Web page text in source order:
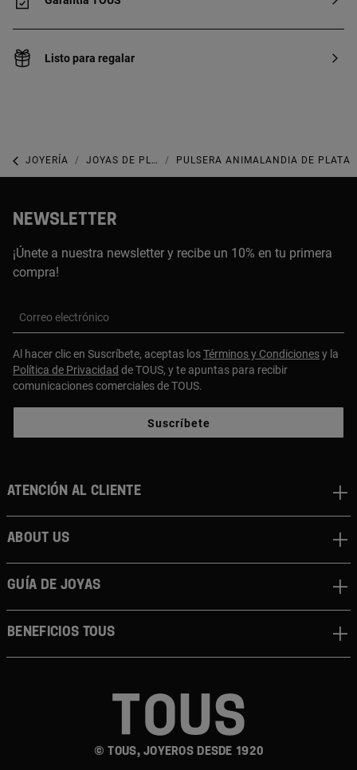
Listo para regalar
JOYERÍA JOYAS DE PLATA 925 PULSERA ANIMALANDIA DE PLATA
NEWSLETTER
¡Únete a nuestra newsletter y recibe un 10% en tu primera
compra!
Correo electrónico
Al hacer clic en Suscríbete, aceptas losTérminos y Condicionesy la
Política de Privacidad de TOUS, y te apuntas para recibir
comunicaciones comerciales de TOUS.
Suscríbete
© TOUS, JOYEROS DESDE 1920
Atención al cliente
About us
Guía de joyas
Beneficios TOUS